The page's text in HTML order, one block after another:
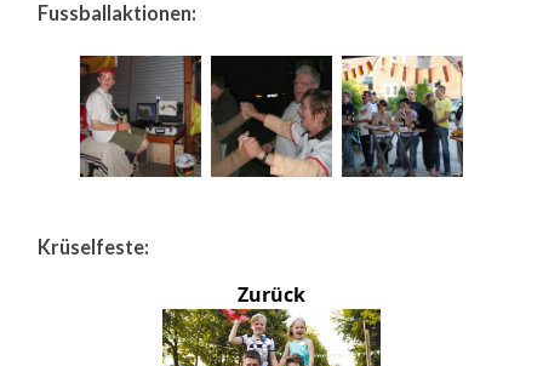
Fussballaktionen:
Krüselfeste:
Zurück